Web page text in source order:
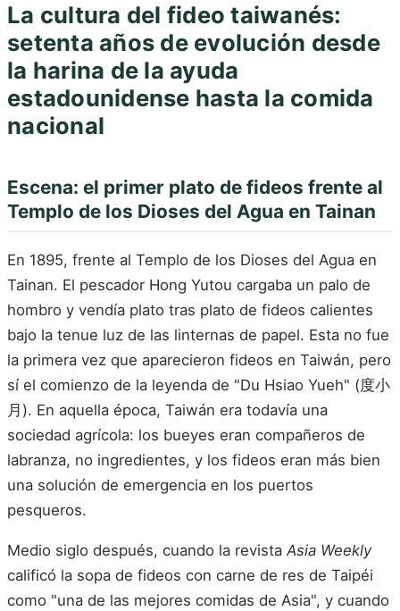
La cultura del fideo taiwanés:
setenta años de evolución desde
la harina de la ayuda
estadounidense hasta la comida
nacional
Escena: el primer plato de fideos frente al
Templo de los Dioses del Agua en Tainan
En 1895, frente al Templo de los Dioses del Agua en
Tainan. El pescador Hong Yutou cargaba un palo de
hombro y vendía plato tras plato de fideos calientes
bajo la tenue luz de las linternas de papel. Esta no fue
la primera vez que aparecieron fideos en Taiwán, pero
sí el comienzo de la leyenda de "Du Hsiao Yueh" (度小
月). En aquella época, Taiwán era todavía una
sociedad agrícola: los bueyes eran compañeros de
labranza, no ingredientes, y los fideos eran más bien
una solución de emergencia en los puertos
pesqueros.
Medio siglo después, cuando la revistaAsia Weekly
calificó la sopa de fideos con carne de res de Taipéi
como "una de las mejores comidas de Asia", y cuando